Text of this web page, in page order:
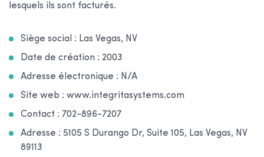
lesquels ils sont facturés.
Siège social : Las Vegas, NV
Date de création : 2003
Adresse électronique : N/A
Site web : www.integritasystems.com
Contact : 702-896-7207
Adresse : 5105 S Durango Dr, Suite 105, Las Vegas, NV
89113